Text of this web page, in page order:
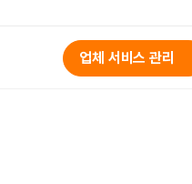
업체 서비스 관리